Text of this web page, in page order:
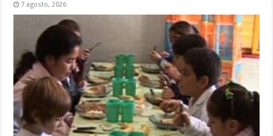
7 agosto, 2026